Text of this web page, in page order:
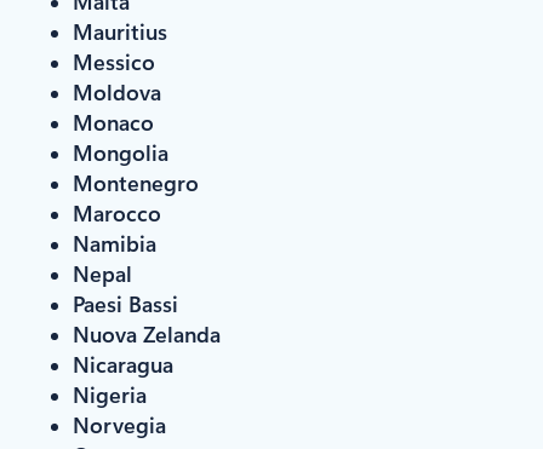
Mauritius
Messico
Moldova
Monaco
Mongolia
Montenegro
Marocco
Namibia
Nepal
Paesi Bassi
Nuova Zelanda
Nicaragua
Nigeria
Norvegia